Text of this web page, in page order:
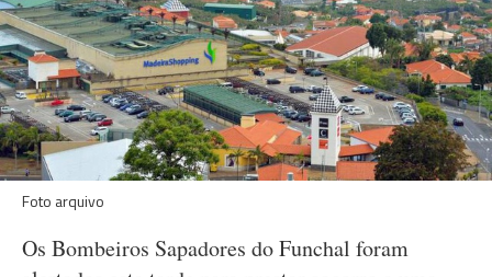
Foto arquivo
Os Bombeiros Sapadores do Funchal foram